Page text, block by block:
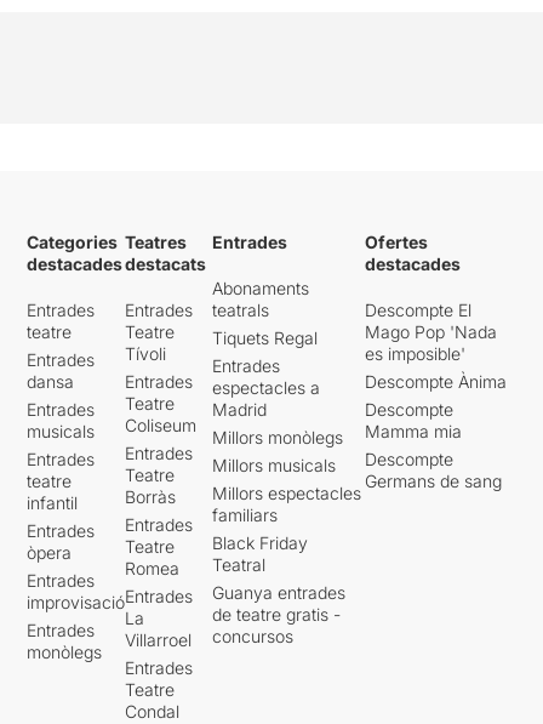
Categories
destacades
Entrades
teatre
Entrades
dansa
Entrades
musicals
Entrades
teatre
infantil
Entrades
òpera
Entrades
improvisació
Entrades
monòlegs
Teatres
destacats
Entrades
Teatre
Tívoli
Entrades
Teatre
Coliseum
Entrades
Teatre
Borràs
Entrades
Teatre
Romea
Entrades
La
Villarroel
Entrades
Teatre
Condal
Entrades
Abonaments
teatrals
Tiquets Regal
Entrades
espectacles a
Madrid
Millors monòlegs
Millors musicals
Millors espectacles
familiars
Black Friday
Teatral
Guanya entrades
de teatre gratis -
concursos
Ofertes
destacades
Descompte El
Mago Pop 'Nada
es imposible'
Descompte Ànima
Descompte
Mamma mia
Descompte
Germans de sang